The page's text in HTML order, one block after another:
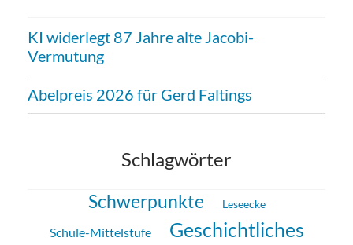
KI widerlegt 87 Jahre alte Jacobi-
Vermutung
Abelpreis 2026 für Gerd Faltings
Schlagwörter
Schwerpunkte Leseecke
Schule-Mittelstufe Geschichtliches